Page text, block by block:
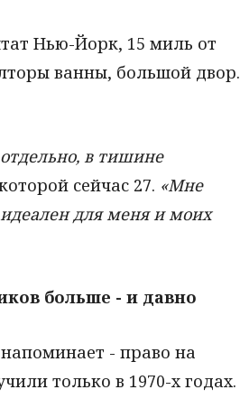
Нью-Йорк, 15 миль от
ванны, большой двор.
в тишине
сейчас 27. «Мне
для меня и моих
больше - и давно
- право на
только в 1970-х годах.